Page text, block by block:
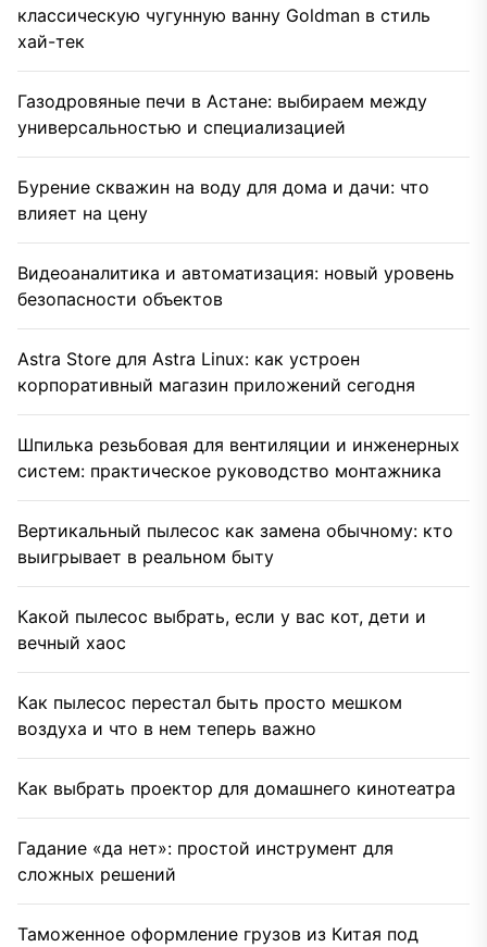
классическую чугунную ванну Goldman в стиль
хай-тек
Газодровяные печи в Астане: выбираем между
универсальностью и специализацией
Бурение скважин на воду для дома и дачи: что
влияет на цену
Видеоаналитика и автоматизация: новый уровень
безопасности объектов
Astra Store для Astra Linux: как устроен
корпоративный магазин приложений сегодня
Шпилька резьбовая для вентиляции и инженерных
систем: практическое руководство монтажника
Вертикальный пылесос как замена обычному: кто
выигрывает в реальном быту
Какой пылесос выбрать, если у вас кот, дети и
вечный хаос
Как пылесос перестал быть просто мешком
воздуха и что в нем теперь важно
Как выбрать проектор для домашнего кинотеатра
Гадание «да нет»: простой инструмент для
сложных решений
Таможенное оформление грузов из Китая под